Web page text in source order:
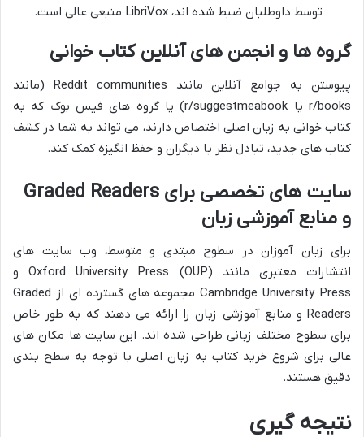
توسط داوطلبان ضبط شده اند، LibriVox منبعی عالی است.
گروه ها و انجمن های آنلاین کتاب خوانی
پیوستن به جوامع آنلاین مانند Reddit communities (مانند
r/books یا r/suggestmeabook) یا گروه های فیس بوک که به
کتاب خوانی به زبان اصلی اختصاص دارند، می تواند به شما در کشف
کتاب های جدید، تبادل نظر با دیگران و حفظ انگیزه کمک کند.
سایت های تخصصی برای Graded Readers
و منابع آموزشی زبان
برای زبان آموزان در سطوح مبتدی و متوسط، وب سایت های
انتشارات معتبری مانند Oxford University Press (OUP) و
Cambridge University Press مجموعه های گسترده ای از Graded
Readers و منابع آموزشی زبان را ارائه می دهند که به طور خاص
برای سطوح مختلف زبانی طراحی شده اند. این سایت ها مکان های
عالی برای شروع خرید کتاب به زبان اصلی با توجه به سطح بندی
دقیق هستند.
نتیجه گیری